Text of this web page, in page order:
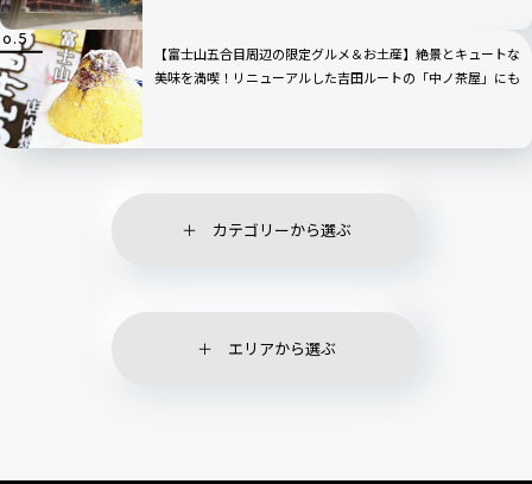
【富士山五合目周辺の限定グルメ＆お土産】絶景とキュートな
美味を満喫！リニューアルした吉田ルートの「中ノ茶屋」にも
カテゴリーから選ぶ
エリアから選ぶ